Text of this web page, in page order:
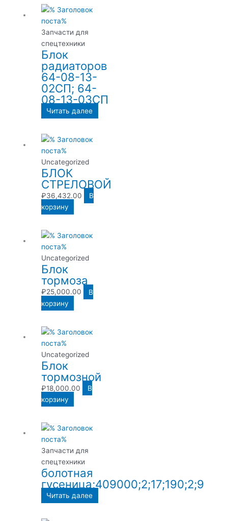
Запчасти для
спецтехники
Блок
радиаторов
64-08-13-
02СП; 64-
08-13-03СП
Читать далее
Uncategorized
БЛОК
СТРЕЛОВОЙ
₽36,432.00
В
корзину
Uncategorized
Блок
тормоза
₽25,000.00
В
корзину
Uncategorized
Блок
тормозной
₽18,000.00
В
корзину
Запчасти для
спецтехники
болотная
гусеница;409000;2;17;190;2;9
Читать далее